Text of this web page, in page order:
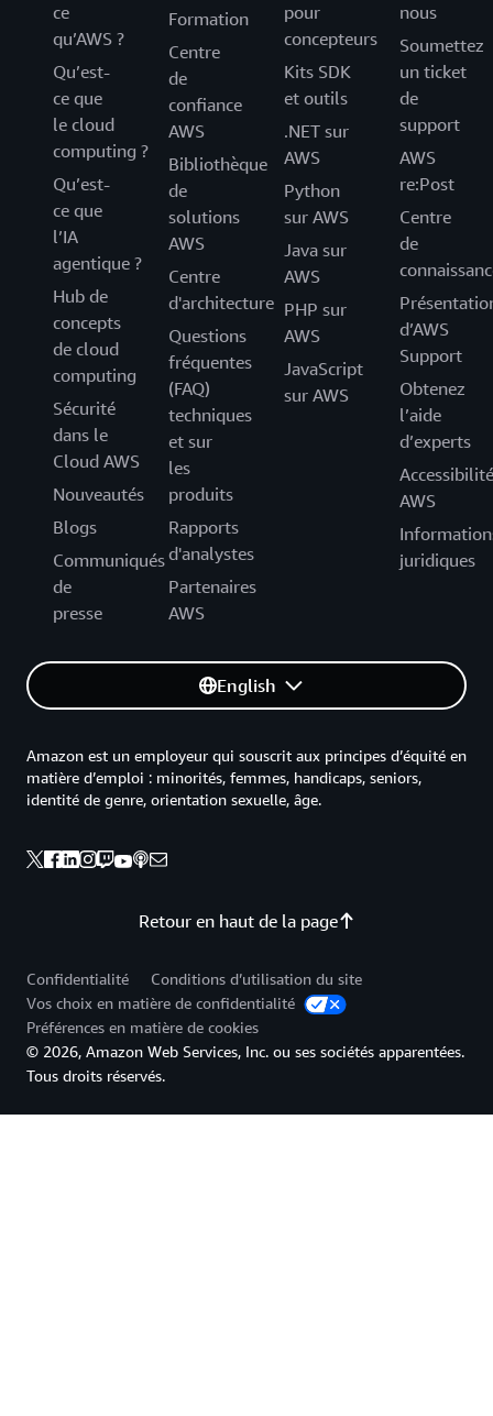
ce
qu’AWS ?
Qu’est-
ce que
le cloud
computing ?
Qu’est-
ce que
l’IA
agentique ?
Hub de
concepts
de cloud
computing
Sécurité
dans le
Cloud AWS
Nouveautés
Blogs
Communiqués
de
presse
Formation
Centre
de
confiance
AWS
Bibliothèque
de
solutions
AWS
Centre
d'architecture
Questions
fréquentes
(FAQ)
techniques
et sur
les
produits
Rapports
d'analystes
Partenaires
AWS
pour
concepteurs
Kits SDK
et outils
.NET sur
AWS
Python
sur AWS
Java sur
AWS
PHP sur
AWS
JavaScript
sur AWS
nous
Soumettez
un ticket
de
support
AWS
re:Post
Centre
de
d’AWS
Support
Obtenez
l’aide
d’experts
Accessibilité
AWS
juridiques
English
Retour en haut de la page
Amazon est un employeur qui souscrit aux principes d’équité en
matière d’emploi : minorités, femmes, handicaps, seniors,
identité de genre, orientation sexuelle, âge.
Confidentialité
Conditions d’utilisation du site
Vos choix en matière de confidentialité
Préférences en matière de cookies
© 2026, Amazon Web Services, Inc. ou ses sociétés apparentées.
Tous droits réservés.